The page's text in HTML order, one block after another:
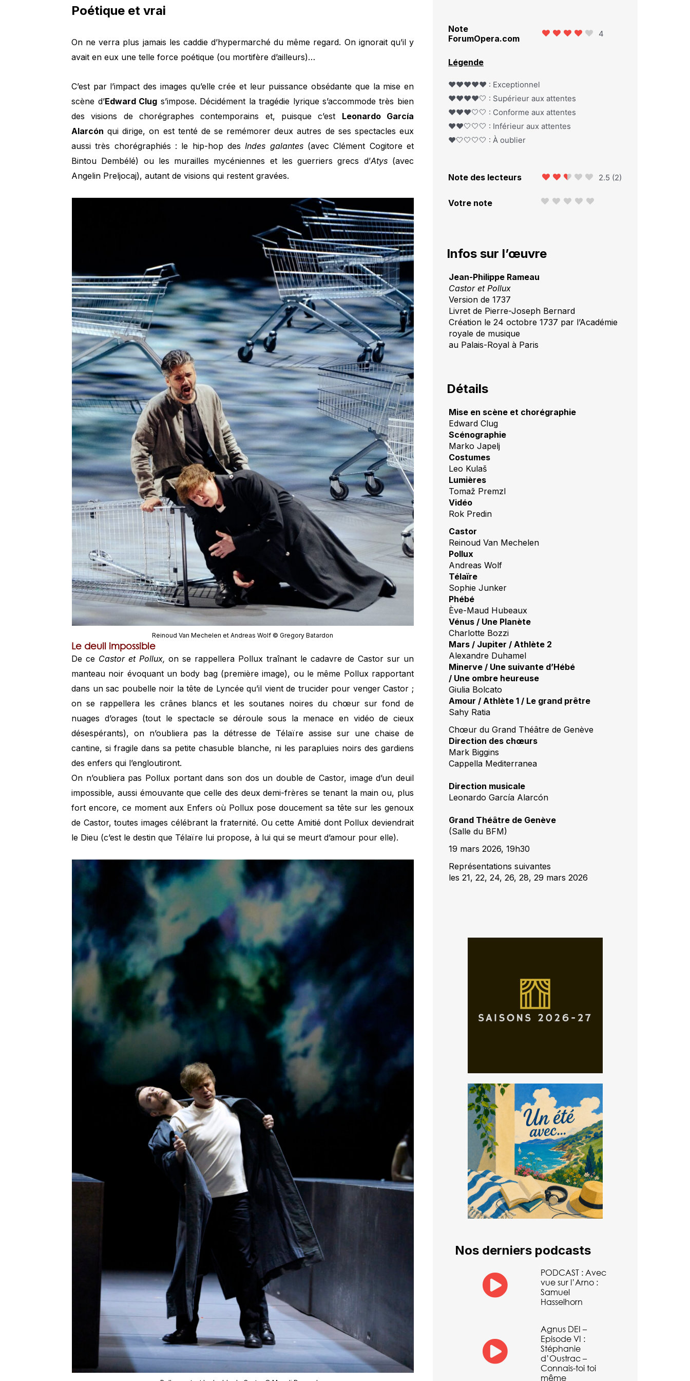
Poétique et vrai
On ne verra plus jamais les caddie d’hypermarché du même regard. On ignorait qu’il y
avait en eux une telle force poétique (ou mortifère d’ailleurs)…
C’est par l’impact des images qu’elle crée et leur puissance obsédante que la mise en
scène d’Edward Clug s’impose. Décidément la tragédie lyrique s’accommode très bien
des visions de chorégraphes contemporains et, puisque c’est Leonardo García
Alarcón qui dirige, on est tenté de se remémorer deux autres de ses spectacles eux
aussi très chorégraphiés : le hip-hop desIndes galantes(avec Clément Cogitore et
Bintou Dembélé) ou les murailles mycéniennes et les guerriers grecs d’Atys(avec
Angelin Preljocaj), autant de visions qui restent gravées.
Reinoud Van Mechelen et Andreas Wolf © Gregory Batardon
Le deuil impossible
De ce Castor et Pollux, on se rappellera Pollux traînant le cadavre de Castor sur un
manteau noir évoquant un body bag (première image), ou le même Pollux rapportant
dans un sac poubelle noir la tête de Lyncée qu’il vient de trucider pour venger Castor ;
on se rappellera les crânes blancs et les soutanes noires du chœur sur fond de
nuages d’orages (tout le spectacle se déroule sous la menace en vidéo de cieux
désespérants), on n’oubliera pas la détresse de Télaïre assise sur une chaise de
cantine, si fragile dans sa petite chasuble blanche, ni les parapluies noirs des gardiens
des enfers qui l’engloutiront.
On n’oubliera pas Pollux portant dans son dos un double de Castor, image d’un deuil
impossible, aussi émouvante que celle des deux demi-frères se tenant la main ou, plus
fort encore, ce moment aux Enfers où Pollux pose doucement sa tête sur les genoux
de Castor, toutes images célébrant la fraternité. Ou cette Amitié dont Pollux deviendrait
le Dieu (c’est le destin que Télaïre lui propose, à lui qui se meurt d’amour pour elle).
Note
ForumOpera.com
4
Légende
❤️❤️❤️❤️❤️ : Exceptionnel
❤️❤️❤️❤️🤍 : Supérieur aux attentes
❤️❤️❤️🤍🤍 : Conforme aux attentes
❤️❤️🤍🤍🤍 : Inférieur aux attentes
❤️🤍🤍🤍🤍 : À oublier
Note des lecteurs 2.5 (2)
Votre note
Infos sur l’œuvre
Jean-Philippe Rameau
Castor et Pollux
Version de 1737
Livret de Pierre-Joseph Bernard
Création le 24 octobre 1737 par l’Académie
royale de musique
au Palais-Royal à Paris
Détails
Mise en scène et chorégraphie
Edward Clug
Scénographie
Marko Japelj
Costumes
Leo Kulaš
Lumières
Tomaž Premzl
Vidéo
Rok Predin
Castor
Reinoud Van Mechelen
Pollux
Andreas Wolf
Télaïre
Sophie Junker
Phébé
Ève-Maud Hubeaux
Vénus / Une Planète
Charlotte Bozzi
Mars / Jupiter / Athlète 2
Alexandre Duhamel
Minerve / Une suivante d’Hébé
/ Une ombre heureuse
Giulia Bolcato
Amour / Athlète 1 / Le grand prêtre
Sahy Ratia
Chœur du Grand Théâtre de Genève
Direction des chœurs
Mark Biggins
Cappella Mediterranea
Direction musicale
Leonardo García Alarcón
Grand Théâtre de Genève
(Salle du BFM)
19 mars 2026, 19h30
Représentations suivantes
les 21, 22, 24, 26, 28, 29 mars 2026
Nos derniers podcasts
PODCAST : Avec
vue sur l’Arno :
Samuel
Hasselhorn
Agnus DEI –
Episode VI :
Stéphanie
d’Oustrac –
Connais-toi toi
même